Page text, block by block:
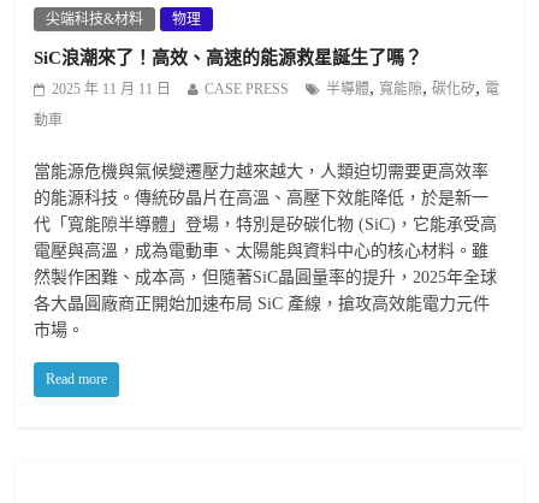
尖端科技&材料 物理
SiC浪潮來了！高效、高速的能源救星誕生了嗎？
2025 年 11 月 11 日 CASE PRESS 半導體, 寬能隙,碳化矽, 電
動車
當能源危機與氣候變遷壓力越來越大，人類迫切需要更高效率
的能源科技。傳統矽晶片在高溫、高壓下效能降低，於是新一
代「寬能隙半導體」登場，特別是矽碳化物 (SiC)，它能承受高
電壓與高溫，成為電動車、太陽能與資料中心的核心材料。雖
然製作困難、成本高，但隨著SiC晶圓量率的提升，2025年全球
各大晶圓廠商正開始加速布局 SiC 產線，搶攻高效能電力元件
市場。
Read more